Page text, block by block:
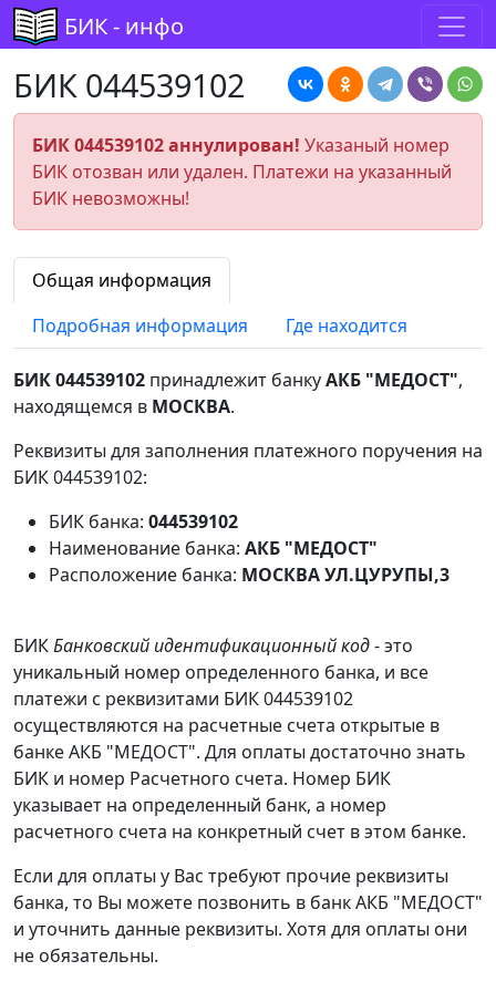
БИК - инфо
БИК 044539102
БИК 044539102 аннулирован! Указаный номер
БИК отозван или удален. Платежи на указанный
БИК невозможны!
Общая информация
Подробная информация
Где находится
БИК 044539102 принадлежит банкуАКБ "МЕДОСТ",
находящемся в МОСКВА.
Реквизиты для заполнения платежного поручения на
БИК 044539102:
БИК банка: 044539102
Наименование банка: АКБ "МЕДОСТ"
Расположение банка: МОСКВА УЛ.ЦУРУПЫ,3
БИКБанковский идентификационный код- это
уникальный номер определенного банка, и все
платежи с реквизитами БИК 044539102
осуществляются на расчетные счета открытые в
банке АКБ "МЕДОСТ". Для оплаты достаточно знать
БИК и номер Расчетного счета. Номер БИК
указывает на определенный банк, а номер
расчетного счета на конкретный счет в этом банке.
Если для оплаты у Вас требуют прочие реквизиты
банка, то Вы можете позвонить в банк АКБ "МЕДОСТ"
и уточнить данные реквизиты. Хотя для оплаты они
не обязательны.